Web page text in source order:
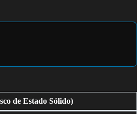
de Estado Sólido)